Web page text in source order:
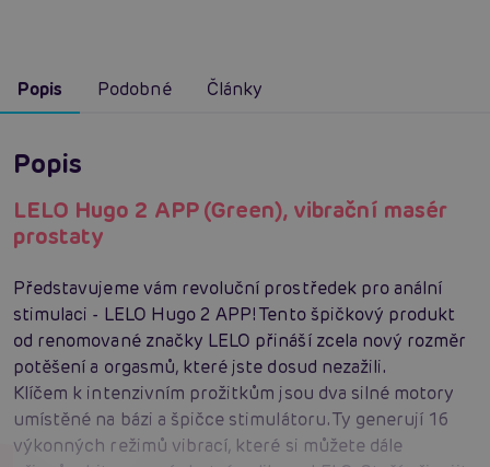
Popis Podobné Články
Popis
LELO Hugo 2 APP (Green), vibrační masér
prostaty
Představujeme vám revoluční prostředek pro anální
stimulaci - LELO Hugo 2 APP! Tento špičkový produkt
od renomované značky LELO přináší zcela nový rozměr
potěšení a orgasmů, které jste dosud nezažili.
Klíčem k intenzivním prožitkům jsou dva silné motory
umístěné na bázi a špičce stimulátoru. Ty generují 16
výkonných režimů vibrací, které si můžete dále